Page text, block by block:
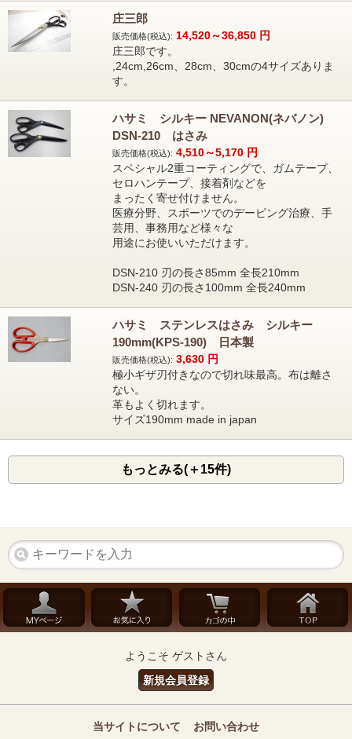
庄三郎
販売価格(税込): 14,520～36,850 円
庄三郎です。
,24cm,26cm、28cm、30cmの4サイズありま
す。
ハサミ シルキー NEVANON(ネバノン)
DSN-210 はさみ
販売価格(税込): 4,510～5,170 円
スペシャル2重コーティングで、ガムテープ、
セロハンテープ、接着剤などを
まったく寄せ付けません。
医療分野、スポーツでのデーピング治療、手
芸用、事務用など様々な
用途にお使いいただけます。
DSN-210 刃の長さ85mm 全長210mm
DSN-240 刃の長さ100mm 全長240mm
ハサミ ステンレスはさみ シルキー
190mm(KPS-190) 日本製
販売価格(税込): 3,630 円
極小ギザ刃付きなので切れ味最高。布は離さ
ない。
革もよく切れます。
サイズ190mm made in japan
もっとみる(＋15件)
ようこそ ゲストさん
新規会員登録
当サイトについて お問い合わせ